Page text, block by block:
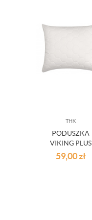
THK
PODUSZKA
VIKING PLUS
ECRU WYM.
70X80 CM
59,00zł